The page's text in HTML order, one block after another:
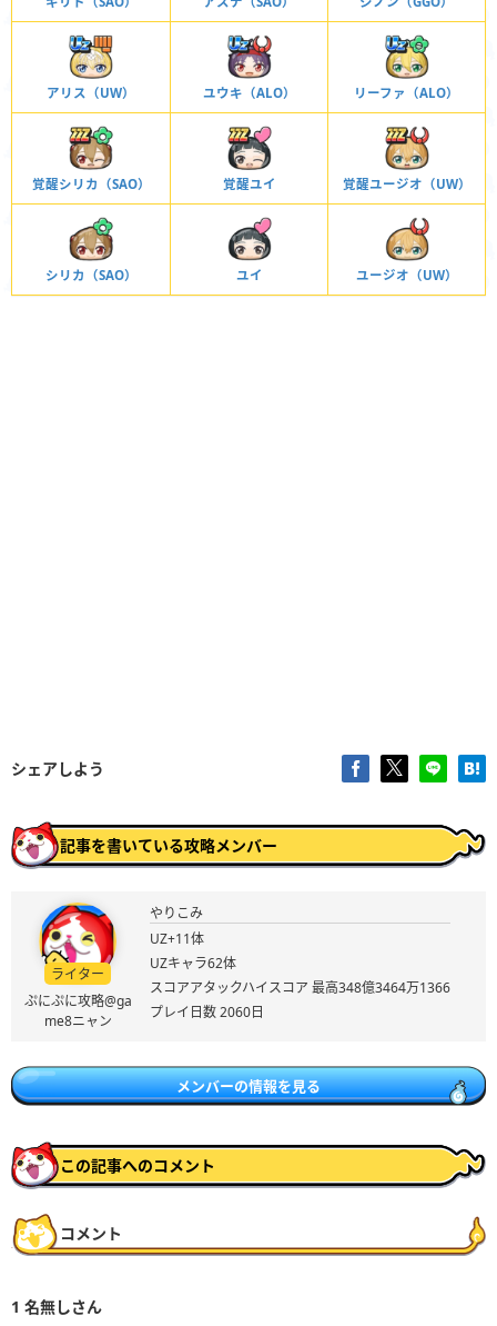
アリス（UW） ユウキ（ALO） リーファ（ALO）
覚醒シリカ（SAO） 覚醒ユイ 覚醒ユージオ（UW）
シリカ（SAO） ユイ ユージオ（UW）
シェアしよう
記事を書いている攻略メンバー
ライター
ぷにぷに攻略@ga
me8ニャン
やりこみ
UZ+11体
UZキャラ62体
スコアアタックハイスコア 最高348億3464万1366
プレイ日数 2060日
メンバーの情報を見る
この記事へのコメント
コメント
1 名無しさん